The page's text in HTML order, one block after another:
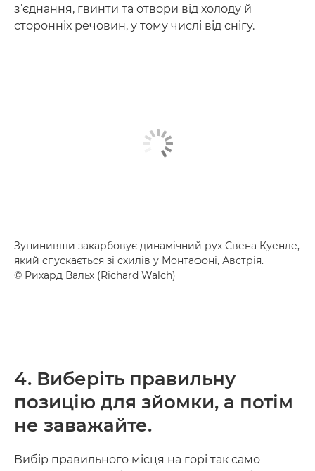
з’єднання, гвинти та отвори від холоду й
сторонніх речовин, у тому числі від снігу.
Зупинивши закарбовує динамічний рух Свена Куенле,
який спускається зі схилів у Монтафоні, Австрія.
© Рихард Вальх (Richard Walch)
4. Виберіть правильну
позицію для зйомки, а потім
не заважайте.
Вибір правильного місця на горі так само